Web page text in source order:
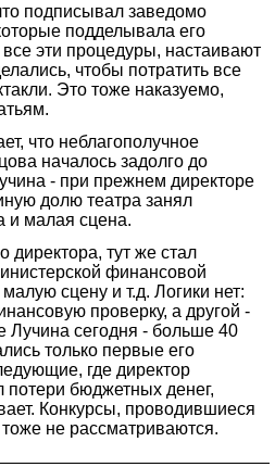
подписывал заведомо
подделывала его
эти процедуры, настаивают
чтобы потратить все
Это тоже наказуемо,
что неблагополучное
началось задолго до
- при прежнем директоре
долю театра занял
и малая сцена.
директора, тут же стал
финансовой
сцену и т.д. Логики нет:
проверку, а другой -
Лучина сегодня - больше 40
только первые его
где директор
потери бюджетных денег,
Конкурсы, проводившиеся
не рассматриваются.